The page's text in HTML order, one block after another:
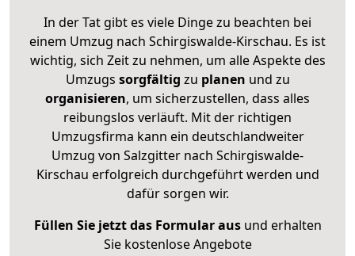
In der Tat gibt es viele Dinge zu beachten bei
einem Umzug nach Schirgiswalde-Kirschau. Es ist
wichtig, sich Zeit zu nehmen, um alle Aspekte des
Umzugs sorgfältig zu planen und zu
organisieren, um sicherzustellen, dass alles
reibungslos verläuft. Mit der richtigen
Umzugsfirma kann ein deutschlandweiter
Umzug von Salzgitter nach Schirgiswalde-
Kirschau erfolgreich durchgeführt werden und
dafür sorgen wir.
Füllen Sie jetzt das Formular ausund erhalten
Sie kostenlose Angebote